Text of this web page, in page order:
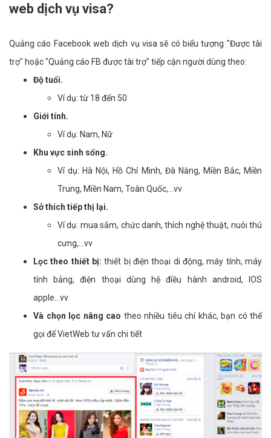
web dịch vụ visa?
Quảng cáo Facebook web dịch vụ visa sẽ có biểu tượng "Được tài
trợ" hoặc "Quảng cáo FB được tài trợ" tiếp cận người dùng theo:
Độ tuổi.
Ví dụ: từ 18 đến 50
Giới tính.
Ví dụ: Nam, Nữ
Khu vực sinh sống.
Ví dụ: Hà Nội, Hồ Chí Minh, Đà Năng, Miền Bắc, Miền
Trung, Miền Nam, Toàn Quốc,...vv
Sở thích tiếp thị lại.
Ví dụ: mua sắm, chức danh, thích nghệ thuật, nuôi thú
cưng,...vv
Lọc theo thiết bị:thiết bị điện thoại di động, máy tính, máy
tính bảng, điện thoại dùng hệ điều hành android, IOS
apple...vv
Và chọn lọc nâng cao theo nhiều tiêu chí khác, bạn có thể
gọi để VietWeb tư vấn chi tiết